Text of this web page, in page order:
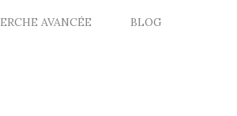
AVANCÉE BLOG